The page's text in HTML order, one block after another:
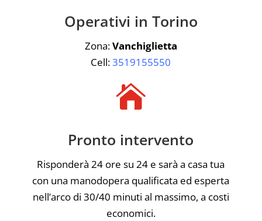
Operativi in Torino
Zona:Vanchiglietta
Cell:3519155550

Pronto intervento
Risponderà 24 ore su 24 e sarà a casa tua
con una manodopera qualificata ed esperta
nell’arco di 30/40 minuti al massimo, a costi
economici.